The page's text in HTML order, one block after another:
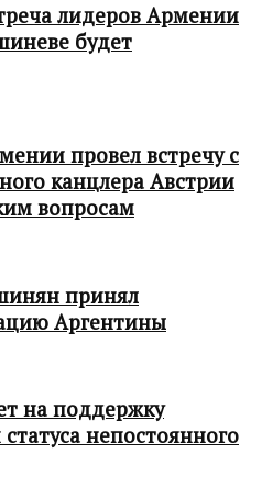
лидеров Армении
будет
провел встречу с
канцлера Австрии
вопросам
принял
Аргентины
на поддержку
непостоянного